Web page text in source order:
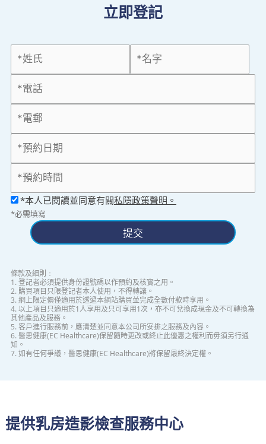
立即登記
*本人已閱讀並同意有關私隱政策聲明。
*必需填寫
提交
條款及細則﹕
1. 登記者必須提供身份證號碼以作預約及核實之用。
2. 購買項目只限登記者本人使用，不得轉讓。
3. 網上限定價僅適用於透過本網站購買並完成全數付款時享用。
4. 以上項目只適用於1人享用及只可享用1次，亦不可兌換成現金及不可轉換為
其他產品及服務。
5. 客戶進行服務前，應清楚並同意本公司所安排之服務及內容。
6. 醫思健康(EC Healthcare)保留隨時更改或終止此優惠之權利而毋須另行通
知。
7. 如有任何爭議，醫思健康(EC Healthcare)將保留最終決定權。
提供乳房造影檢查服務中心